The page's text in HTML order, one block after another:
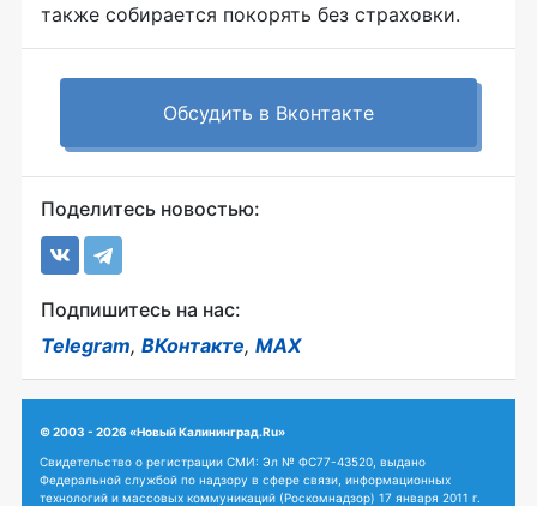
также собирается покорять без страховки.
Обсудить в Вконтакте
Поделитесь новостью:
Подпишитесь на нас:
Telegram, ВКонтакте, MAX
© 2003 - 2026 «Новый Калининград.Ru»
Свидетельство о регистрации СМИ: Эл № ФС77-43520, выдано
Федеральной службой по надзору в сфере связи, информационных
технологий и массовых коммуникаций (Роскомнадзор) 17 января 2011 г.